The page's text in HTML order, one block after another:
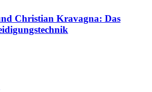
Christian Kravagna: Das